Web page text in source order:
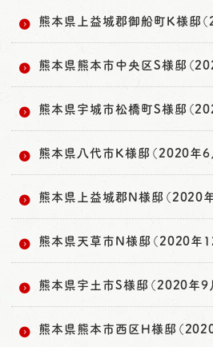
熊本県上益城郡御船町K様邸
熊本県熊本市中央区S様邸（
熊本県宇城市松橋町S様邸（
熊本県八代市K様邸（2020年6
熊本県上益城郡N様邸（2020
熊本県天草市N様邸（2020年
熊本県宇土市S様邸（2020年9
熊本県熊本市西区H様邸（